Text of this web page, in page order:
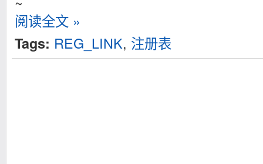
阅读全文 »
Tags: REG_LINK, 注册表